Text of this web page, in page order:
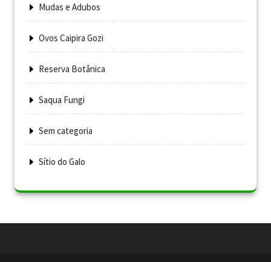
Mudas e Adubos
Ovos Caipira Gozi
Reserva Botânica
Saqua Fungi
Sem categoria
Sítio do Galo